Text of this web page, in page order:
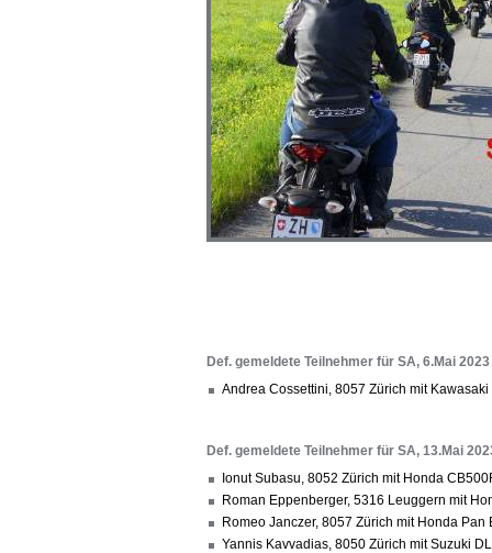
Def. gemeldete Teilnehmer für SA, 6.Mai 2023
Andrea Cossettini, 8057 Zürich mit
Def. gemeldete Teilnehmer für SA, 13.Mai
Ionut Subasu, 8052 Zürich mit Honda
Roman Eppenberger, 5316 Leuggern mit
Romeo Janczer, 8057 Zürich mit Honda
Yannis Kavvadias, 8050 Zürich mit Suzuki